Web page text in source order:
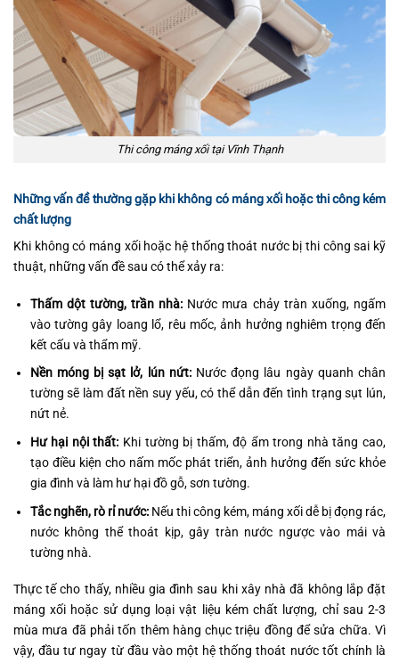
Thi công máng xối tại Vĩnh Thạnh
Những vấn đề thường gặp khi không có máng xối hoặc thi công kém
chất lượng
Khi không có máng xối hoặc hệ thống thoát nước bị thi công sai kỹ
thuật, những vấn đề sau có thể xảy ra:
Thấm dột tường, trần nhà: Nước mưa chảy tràn xuống, ngấm
vào tường gây loang lổ, rêu mốc, ảnh hưởng nghiêm trọng đến
kết cấu và thẩm mỹ.
Nền móng bị sạt lở, lún nứt:Nước đọng lâu ngày quanh chân
tường sẽ làm đất nền suy yếu, có thể dẫn đến tình trạng sụt lún,
nứt nẻ.
Hư hại nội thất: Khi tường bị thấm, độ ẩm trong nhà tăng cao,
tạo điều kiện cho nấm mốc phát triển, ảnh hưởng đến sức khỏe
gia đình và làm hư hại đồ gỗ, sơn tường.
Tắc nghẽn, rò rỉ nước:Nếu thi công kém, máng xối dễ bị đọng rác,
nước không thể thoát kịp, gây tràn nước ngược vào mái và
tường nhà.
Thực tế cho thấy, nhiều gia đình sau khi xây nhà đã không lắp đặt
máng xối hoặc sử dụng loại vật liệu kém chất lượng, chỉ sau 2-3
mùa mưa đã phải tốn thêm hàng chục triệu đồng để sửa chữa. Vì
vậy, đầu tư ngay từ đầu vào một hệ thống thoát nước tốt chính là